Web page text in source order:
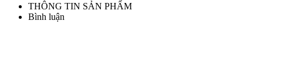
THÔNG TIN SẢN PHẨM
Bình luận